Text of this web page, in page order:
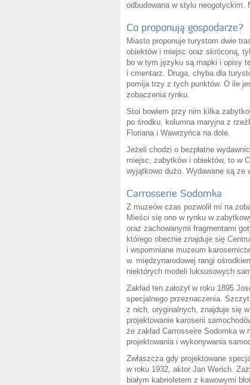
odbudowana w stylu neogotyckim.
Co proponują gospodarze?
Miasto proponuje turystom dwie
obiektów i miejsc oraz skróconą,
bo w tym języku są mapki i opisy
i cmentarz. Druga, chyba dla
pomija trzy z tych punktów. O ile
zobaczenia rynku.
Stoi bowiem przy nim kilka
po środku, kolumna maryjna z
Floriana i Wawrzyńca na dole.
Jeżeli chodzi o bezpłatne
miejsc, zabytków i obiektów, to w
wyjątkowo dużo. Wydawane są ze
Carrosserie Sodomka
Z muzeów czas pozwolił mi na
Mieści się ono w rynku w
oraz zachowanymi fragmentami
którego obecnie znajduje się
i wspomniane muzeum
w. międzynarodowej rangi
niektórych modeli luksusowych
Zakład ten założył w roku 1895
specjalnego przeznaczenia.
z nich, oryginalnych, znajduje się
projektowanie karoserii
że zakład Carrosseire Sodomka
projektowania i wykonywania
Zwłaszcza gdy projektowane
w roku 1932, aktor Jan Werich.
białym kabrioletem z kawowymi